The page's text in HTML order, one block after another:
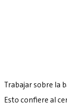
Trabajar sobre la
Esto confiere al